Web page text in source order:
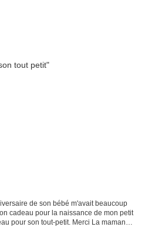
de son bébé m'avait beaucoup
cadeau pour la naissance de mon petit
pour son tout-petit. Merci La maman